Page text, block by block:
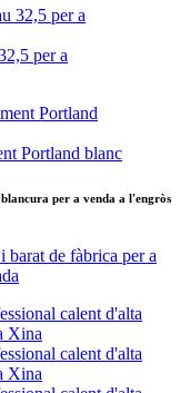
per a
Portland blanc
per a venda a l'engròs